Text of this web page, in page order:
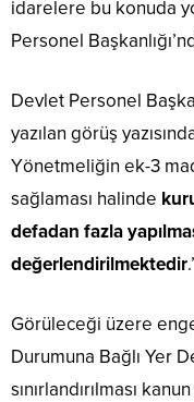
idarelere bu konuda
Personel
Devlet Personel
yazılan görüş
Yönetmeliğin ek-3
sağlaması halinde
defadan fazla
değerlendirilmektedir
Görüleceği üzere
Durumuna Bağlı Yer
sınırlandırılması